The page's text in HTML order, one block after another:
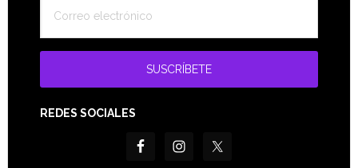
REDES SOCIALES